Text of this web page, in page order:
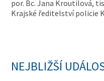
por. Bc. Jana Kroutilová,
Krajské ředitelství policie
NEJBLIŽŠÍ